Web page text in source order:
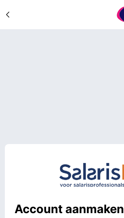
Account aanmaken